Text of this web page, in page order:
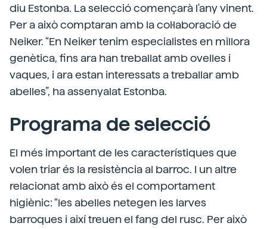
diu Estonba. La selecció començarà l'any vinent.
Per a això comptaran amb la col·laboració de
Neiker. “En Neiker tenim especialistes en millora
genètica, fins ara han treballat amb ovelles i
vaques, i ara estan interessats a treballar amb
abelles”, ha assenyalat Estonba.
Programa de selecció
El més important de les característiques que
volen triar és la resistència al barroc. I un altre
relacionat amb això és el comportament
higiènic: “les abelles netegen les larves
barroques i així treuen el fang del rusc. Per això